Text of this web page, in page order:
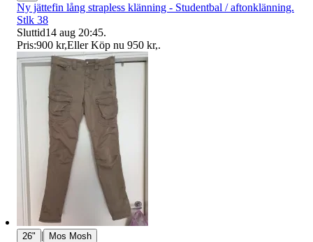
Ny jättefin lång strapless klänning - Studentbal / aftonklänning.
Stlk 38
Sluttid14 aug 20:45.
Pris:900 kr,Eller Köp nu 950 kr,.
26" | Mos Mosh